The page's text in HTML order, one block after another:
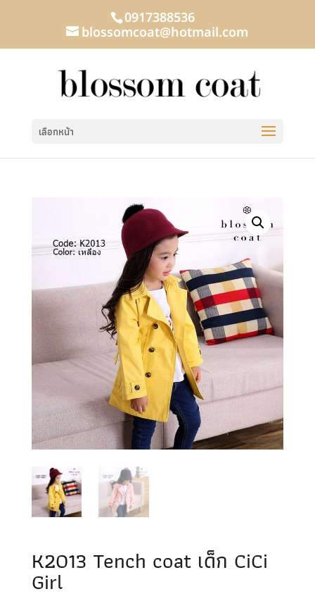
0917388536
blossomcoat@hotmail.com
เลือกหน้า
K2013 Tench coat เด็ก CiCi
Girl